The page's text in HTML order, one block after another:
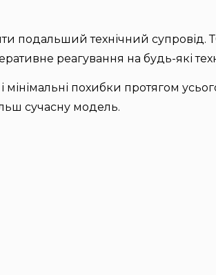
подальший технічний супровід.
реагування на будь-які
похибки протягом
сучасну модель.